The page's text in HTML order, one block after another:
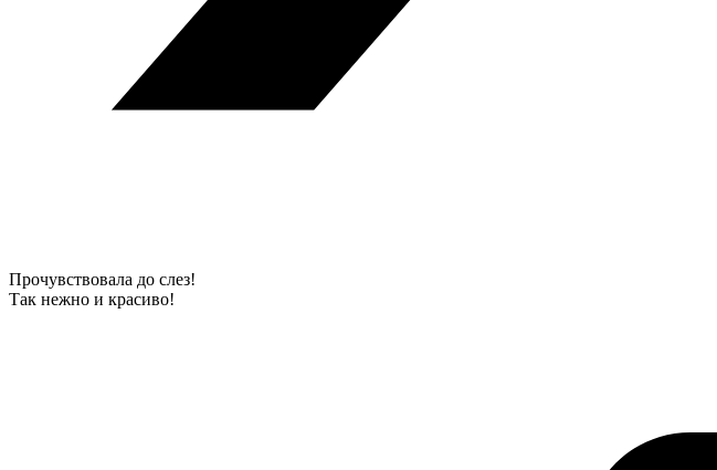
Прочувствовала до слез!
Так нежно и красиво!